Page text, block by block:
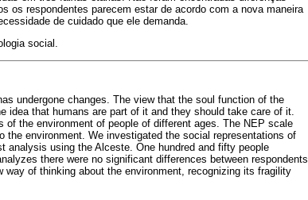
os respondentes parecem estar de acordo com a nova maneira
de cuidado que ele demanda.
social.
undergone changes. The view that the soul function of the
idea that humans are part of it and they should take care of it.
the environment of people of different ages. The NEP scale
environment. We investigated the social representations of
analysis using the Alceste. One hundred and fifty people
there were no significant differences between respondents
of thinking about the environment, recognizing its fragility